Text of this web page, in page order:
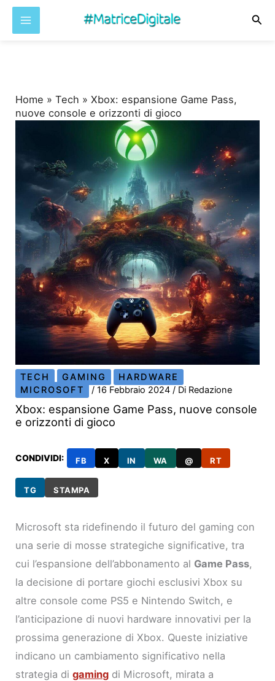
Home »Tech »Xbox: espansione Game Pass,
nuove console e orizzonti di gioco
TECH GAMING
HARDWARE
MICROSOFT
/16 Febbraio 2024/ Di Redazione
Xbox: espansione Game Pass, nuove console
e orizzonti di gioco
CONDIVIDI: FB X IN WA @ RT
TG STAMPA
Microsoft sta ridefinendo il futuro del gaming con
una serie di mosse strategiche significative, tra
cui l’espansione dell’abbonamento al Game Pass,
la decisione di portare giochi esclusivi Xbox su
altre console come PS5 e Nintendo Switch, e
l’anticipazione di nuovi hardware innovativi per la
prossima generazione di Xbox. Queste iniziative
indicano un cambiamento significativo nella
strategia digaming di Microsoft, mirata a